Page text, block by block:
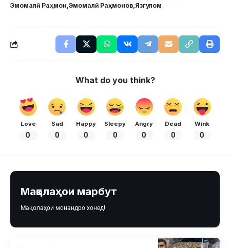
Эмомалӣ Раҳмон Эмомалӣ Раҳмонов Язгулом
What do you think?
Love
0
Sad
0
Happy
0
Sleepy
0
Angry
0
Dead
0
Wink
0
Мақолаҳои марбут
Мақолаҳои монандро хонед!